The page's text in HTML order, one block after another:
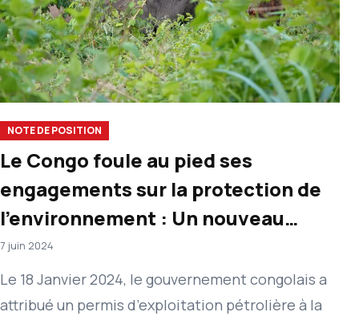
NOTE DE POSITION
Le Congo foule au pied ses
engagements sur la protection de
l’environnement : Un nouveau
permis pétrolier délivré dans le
parc Conkouati – Douli
7 juin 2024
Le 18 Janvier 2024, le gouvernement congolais a
attribué un permis d’exploitation pétrolière à la